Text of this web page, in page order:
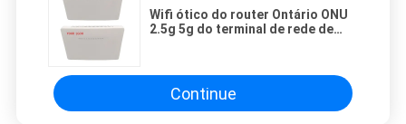
Wifi ótico do router Ontário ONU
2.5g 5g do terminal de rede de
HG8245Q2 Gpon Xpon
Continue